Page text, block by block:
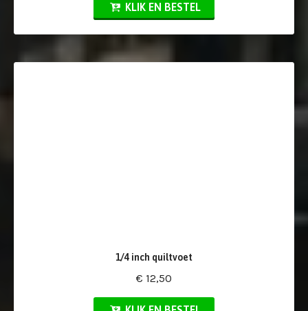
KLIK EN BESTEL
1/4 inch quiltvoet
€ 12,50